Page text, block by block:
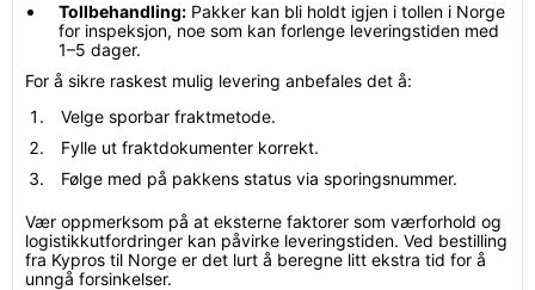
Tollbehandling: Pakker kan bli holdt igjen i tollen i Norge
for inspeksjon, noe som kan forlenge leveringstiden med
1–5 dager.
For å sikre raskest mulig levering anbefales det å:
Velge sporbar fraktmetode.
Fylle ut fraktdokumenter korrekt.
Følge med på pakkens status via sporingsnummer.
Vær oppmerksom på at eksterne faktorer som værforhold og
logistikkutfordringer kan påvirke leveringstiden. Ved bestilling
fra Kypros til Norge er det lurt å beregne litt ekstra tid for å
unngå forsinkelser.